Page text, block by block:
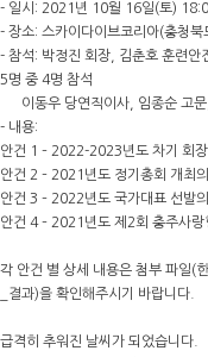
- 일시: 2021년 10월 16일(토)
- 장소: 스카이다이브코리아(충청
- 참석: 박정진 회장, 김춘호 훈련안
5명 중 4명 참석
이동우 당연직이사, 임종순 고문
- 내용:
안건 1 – 2022-2023년도 차기 회
안건 2 – 2021년도 정기총회 개최
안건 3 – 2022년도 국가대표 선발
안건 4 – 2021년도 제2회 충주사랑
각 안건 별 상세 내용은 첨부 파일(
_결과)을 확인해주시기 바랍니다.
급격히 추워진 날씨가 되었습니다.